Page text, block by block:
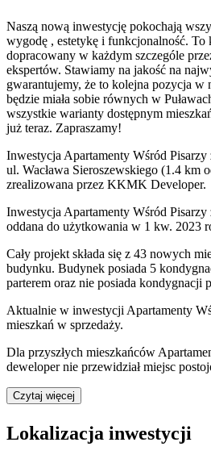
Naszą nową inwestycję pokochają
wygodę , estetykę i funkcjonalność. To
dopracowany w każdym szczególe
ekspertów. Stawiamy na jakość na
gwarantujemy, że to kolejna pozycja w
będzie miała sobie równych w
wszystkie warianty dostępnym
już teraz. Zapraszamy!
Inwestycja Apartamenty Wśród Pisarzy
ul. Wacława Sieroszewskiego (1.4 km
zrealizowana przez KKMK Developer.
Inwestycja Apartamenty Wśród Pisarzy
oddana do użytkowania w 1 kw. 2023
Cały projekt składa się z 43 nowych
budynku. Budynek posiada 5
parterem oraz nie posiada kondygnacji
Aktualnie w inwestycji Apartamenty
mieszkań w sprzedaży.
Dla przyszłych mieszkańców
deweloper nie przewidział miejsc
Czytaj więcej
Lokalizacja inwestycji